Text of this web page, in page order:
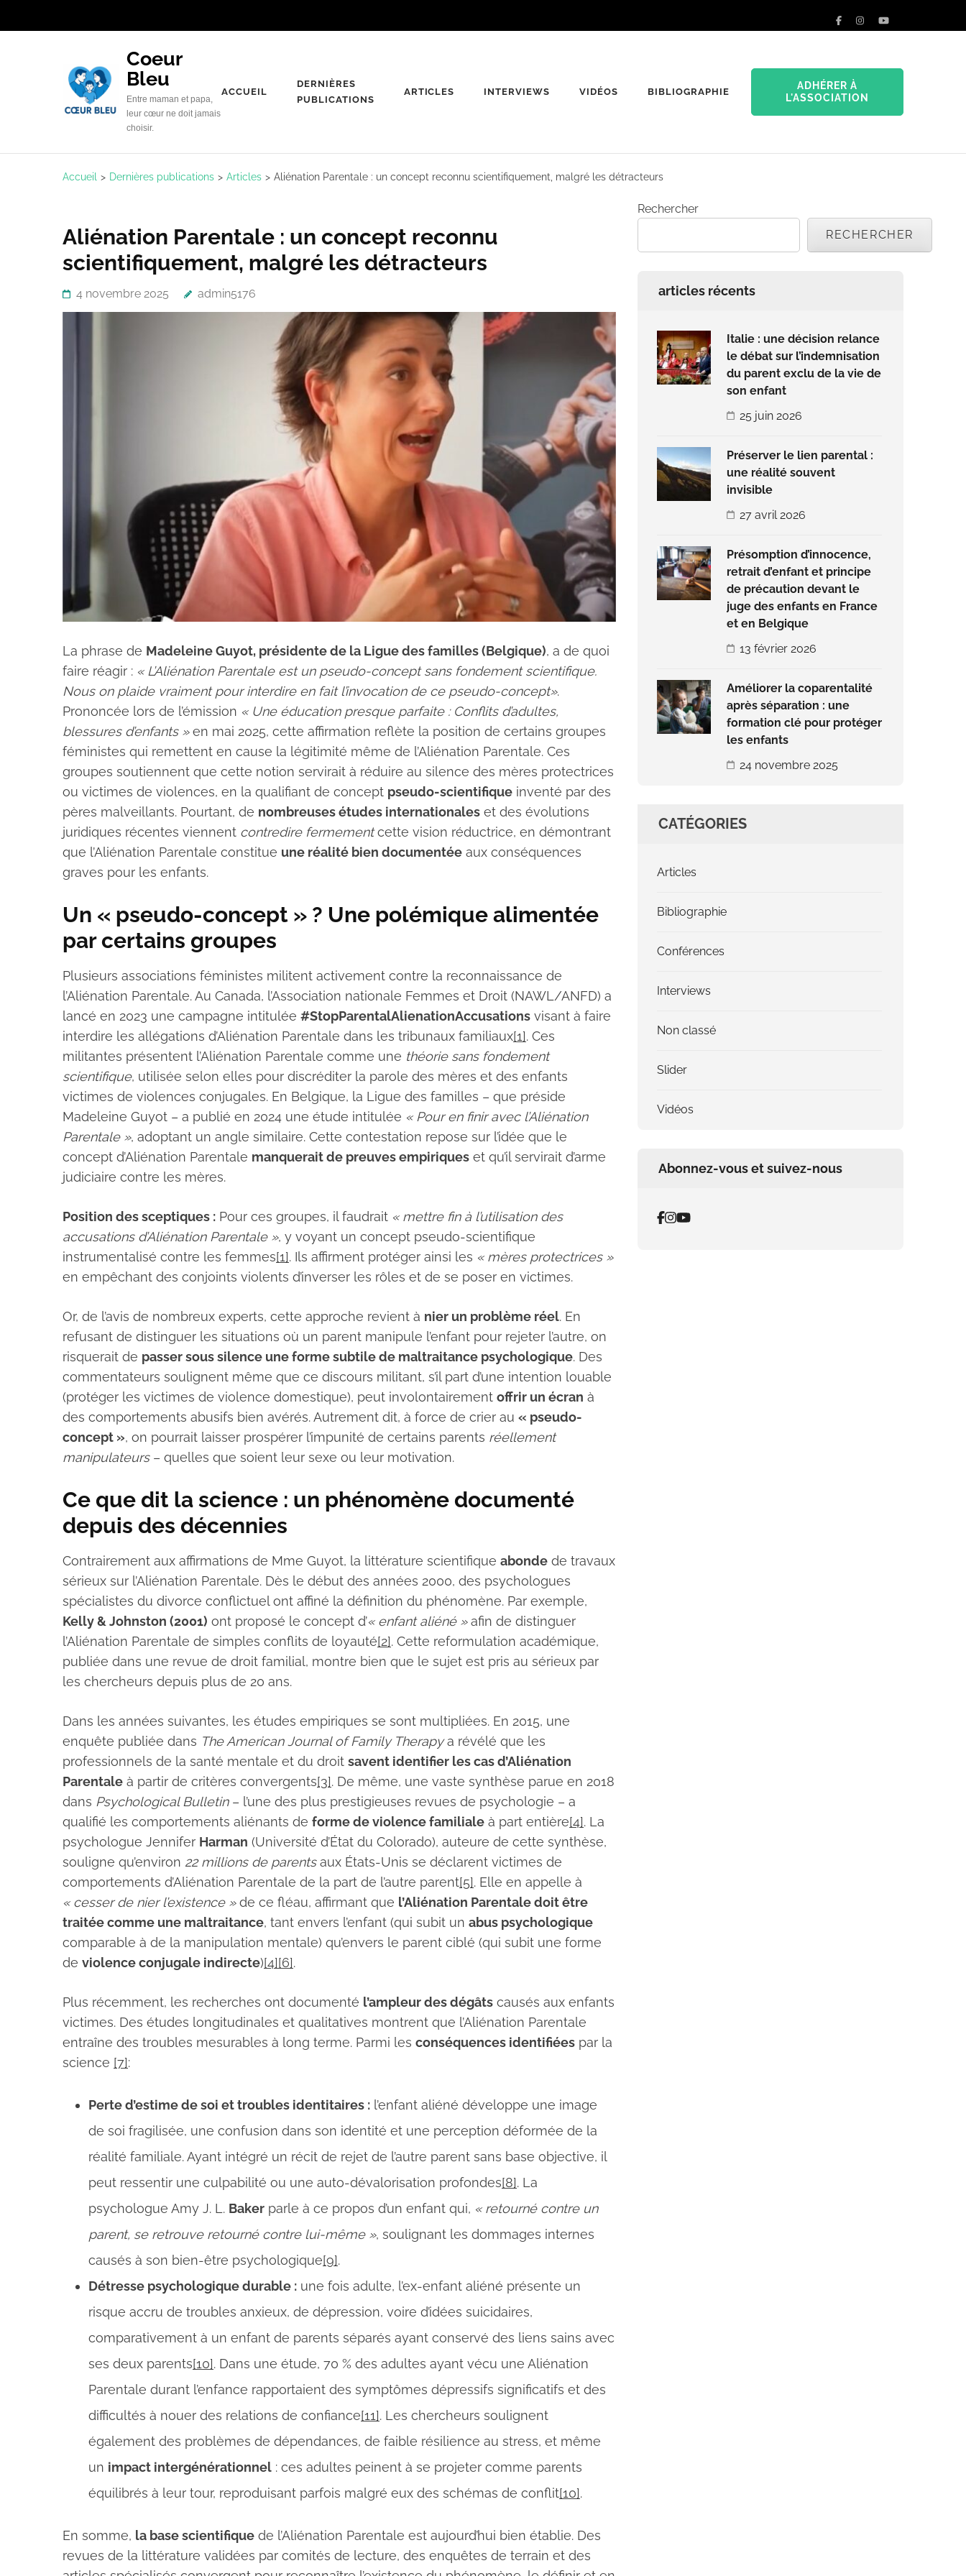
au
Coeur
Bleu
Entre maman et papa,
leur cœur ne doit jamais
choisir.
ACCUEIL
DERNIÈRES
PUBLICATIONS
ARTICLES INTERVIEWS VIDÉOS BIBLIOGRAPHIE
ADHÉRER À
L'ASSOCIATION
Accueil > Dernières publications > Articles > Aliénation Parentale : un concept reconnu scientifiquement, malgré les détracteurs
Aliénation Parentale : un concept reconnu
scientifiquement, malgré les détracteurs
4 novembre 2025 admin5176
La phrase de Madeleine Guyot, présidente de la Ligue des familles (Belgique), a de quoi
faire réagir : « L’Aliénation Parentale est un pseudo-concept sans fondement scientifique.
Nous on plaide vraiment pour interdire en fait l’invocation de ce pseudo-concept».
Prononcée lors de l’émission « Une éducation presque parfaite : Conflits d’adultes,
blessures d’enfants »en mai 2025, cette affirmation reflète la position de certains groupes
féministes qui remettent en cause la légitimité même de l’Aliénation Parentale. Ces
groupes soutiennent que cette notion servirait à réduire au silence des mères protectrices
ou victimes de violences, en la qualifiant de concept pseudo-scientifique inventé par des
pères malveillants. Pourtant, de nombreuses études internationales et des évolutions
juridiques récentes viennent contredire fermementcette vision réductrice, en démontrant
que l’Aliénation Parentale constitue une réalité bien documentée aux conséquences
graves pour les enfants.
Un « pseudo-concept » ? Une polémique alimentée
par certains groupes
Plusieurs associations féministes militent activement contre la reconnaissance de
l’Aliénation Parentale. Au Canada, l’Association nationale Femmes et Droit (NAWL/ANFD) a
lancé en 2023 une campagne intitulée #StopParentalAlienationAccusations visant à faire
interdire les allégations d’Aliénation Parentale dans les tribunaux familiaux[1]. Ces
militantes présentent l’Aliénation Parentale comme une théorie sans fondement
scientifique, utilisée selon elles pour discréditer la parole des mères et des enfants
victimes de violences conjugales. En Belgique, la Ligue des familles – que préside
Madeleine Guyot – a publié en 2024 une étude intitulée « Pour en finir avec l’Aliénation
Parentale », adoptant un angle similaire. Cette contestation repose sur l’idée que le
concept d’Aliénation Parentale manquerait de preuves empiriques et qu’il servirait d’arme
judiciaire contre les mères.
Position des sceptiques : Pour ces groupes, il faudrait « mettre fin à l’utilisation des
accusations d’Aliénation Parentale », y voyant un concept pseudo-scientifique
instrumentalisé contre les femmes[1]. Ils affirment protéger ainsi les « mères protectrices »
en empêchant des conjoints violents d’inverser les rôles et de se poser en victimes.
Or, de l’avis de nombreux experts, cette approche revient à nier un problème réel. En
refusant de distinguer les situations où un parent manipule l’enfant pour rejeter l’autre, on
risquerait de passer sous silence une forme subtile de maltraitance psychologique. Des
commentateurs soulignent même que ce discours militant, s’il part d’une intention louable
(protéger les victimes de violence domestique), peut involontairement offrir un écran à
des comportements abusifs bien avérés. Autrement dit, à force de crier au « pseudo-
concept », on pourrait laisser prospérer l’impunité de certains parents réellement
manipulateurs– quelles que soient leur sexe ou leur motivation.
Ce que dit la science : un phénomène documenté
depuis des décennies
Contrairement aux affirmations de Mme Guyot, la littérature scientifique abonde de travaux
sérieux sur l’Aliénation Parentale. Dès le début des années 2000, des psychologues
spécialistes du divorce conflictuel ont affiné la définition du phénomène. Par exemple,
Kelly & Johnston (2001) ont proposé le concept d’« enfant aliéné »afin de distinguer
l’Aliénation Parentale de simples conflits de loyauté[2]. Cette reformulation académique,
publiée dans une revue de droit familial, montre bien que le sujet est pris au sérieux par
les chercheurs depuis plus de 20 ans.
Dans les années suivantes, les études empiriques se sont multipliées. En 2015, une
enquête publiée dans The American Journal of Family Therapya révélé que les
professionnels de la santé mentale et du droit savent identifier les cas d’Aliénation
Parentale à partir de critères convergents[3]. De même, une vaste synthèse parue en 2018
dans Psychological Bulletin– l’une des plus prestigieuses revues de psychologie – a
qualifié les comportements aliénants de forme de violence familiale à part entière[4]. La
psychologue Jennifer Harman (Université d’État du Colorado), auteure de cette synthèse,
souligne qu’environ 22 millions de parentsaux États-Unis se déclarent victimes de
comportements d’Aliénation Parentale de la part de l’autre parent[5]. Elle en appelle à
« cesser de nier l’existence »de ce fléau, affirmant que l’Aliénation Parentale doit être
traitée comme une maltraitance, tant envers l’enfant (qui subit un abus psychologique
comparable à de la manipulation mentale) qu’envers le parent ciblé (qui subit une forme
de violence conjugale indirecte)[4][6].
Plus récemment, les recherches ont documenté l’ampleur des dégâts causés aux enfants
victimes. Des études longitudinales et qualitatives montrent que l’Aliénation Parentale
entraîne des troubles mesurables à long terme. Parmi les conséquences identifiées par la
science [7]:
Perte d’estime de soi et troubles identitaires : l’enfant aliéné développe une image
de soi fragilisée, une confusion dans son identité et une perception déformée de la
réalité familiale. Ayant intégré un récit de rejet de l’autre parent sans base objective, il
peut ressentir une culpabilité ou une auto-dévalorisation profondes[8]. La
psychologue Amy J. L. Baker parle à ce propos d’un enfant qui, « retourné contre un
parent, se retrouve retourné contre lui-même », soulignant les dommages internes
causés à son bien-être psychologique[9].
Détresse psychologique durable : une fois adulte, l’ex-enfant aliéné présente un
risque accru de troubles anxieux, de dépression, voire d’idées suicidaires,
comparativement à un enfant de parents séparés ayant conservé des liens sains avec
ses deux parents[10]. Dans une étude, 70 % des adultes ayant vécu une Aliénation
Parentale durant l’enfance rapportaient des symptômes dépressifs significatifs et des
difficultés à nouer des relations de confiance[11]. Les chercheurs soulignent
également des problèmes de dépendances, de faible résilience au stress, et même
un impact intergénérationnel : ces adultes peinent à se projeter comme parents
équilibrés à leur tour, reproduisant parfois malgré eux des schémas de conflit[10].
En somme, la base scientifique de l’Aliénation Parentale est aujourd’hui bien établie. Des
revues de la littérature validées par comités de lecture, des enquêtes de terrain et des
Rechercher
RECHERCHER
articles récents
Italie : une décision relance
le débat sur l’indemnisation
du parent exclu de la vie de
son enfant
25 juin 2026
Préserver le lien parental :
une réalité souvent
invisible
27 avril 2026
Présomption d’innocence,
retrait d’enfant et principe
de précaution devant le
juge des enfants en France
et en Belgique
13 février 2026
Améliorer la coparentalité
après séparation : une
formation clé pour protéger
les enfants
24 novembre 2025
CATÉGORIES
Articles
Bibliographie
Conférences
Interviews
Non classé
Slider
Vidéos
Abonnez-vous et suivez-nous